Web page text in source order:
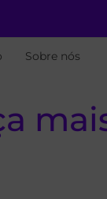
Sobre nós